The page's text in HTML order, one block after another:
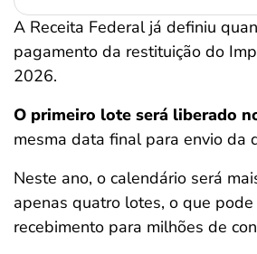
A Receita Federal já definiu
pagamento da restituição do
2026.
O primeiro lote será liberado
mesma data final para envio da
Neste ano, o calendário será
apenas quatro lotes, o que
recebimento para milhões de